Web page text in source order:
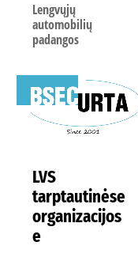
Lengvųjų
automobilių
padangos
LVS
tarptautinėse
organizacijos
e